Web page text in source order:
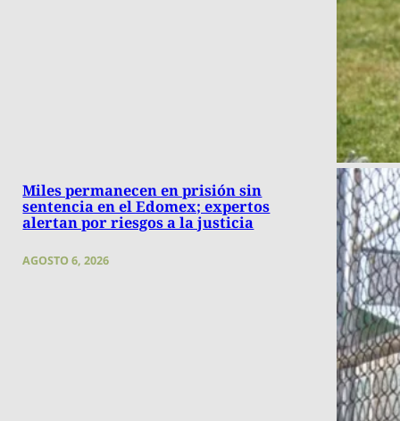
Miles permanecen en prisión sin
sentencia en el Edomex; expertos
alertan por riesgos a la justicia
AGOSTO 6, 2026